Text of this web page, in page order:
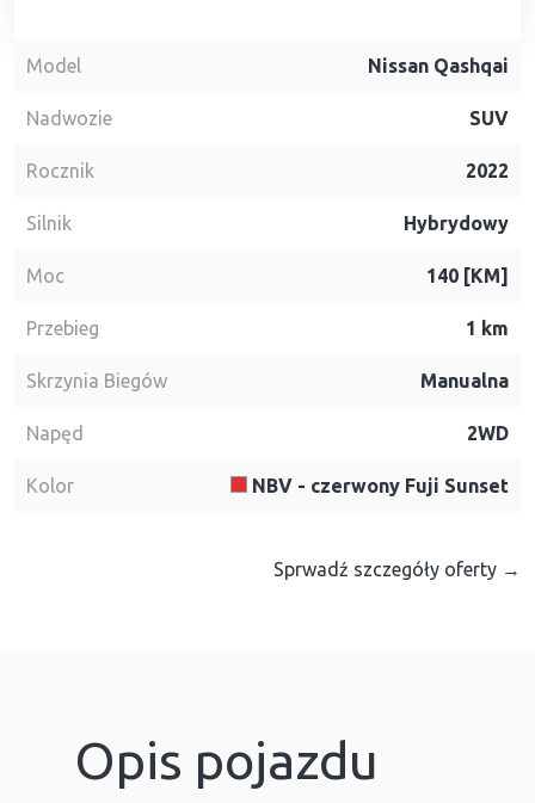
Model Nissan Qashqai
Nadwozie SUV
Rocznik 2022
Silnik Hybrydowy
Moc 140 [KM]
Przebieg 1 km
Skrzynia Biegów Manualna
Napęd 2WD
Kolor NBV - czerwony Fuji Sunset
Sprwadź szczegóły oferty →
Opis pojazdu